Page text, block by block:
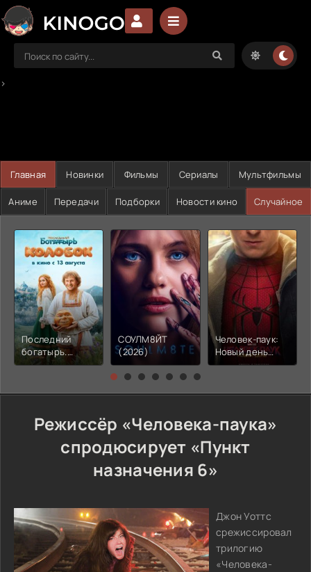
>
Главная Новинки Фильмы Сериалы Мультфильмы
Аниме Передачи Подборки Новости кино Случайное
Последний
богатырь.
Колобок (2026)
СОУЛМ8ЙТ
(2026)
Человек-паук:
Новый день
(2026)
Режиссёр «Человека-паука»
спродюсирует «Пункт
назначения 6»
Джон Уоттс
срежиссировал
трилогию
«Человека-